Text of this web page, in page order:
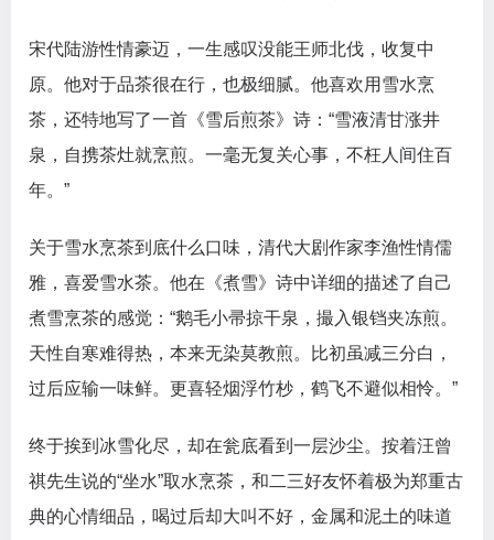
宋代陆游性情豪迈，一生感叹没能王师北伐，收复中
原。他对于品茶很在行，也极细腻。他喜欢用雪水烹
茶，还特地写了一首《雪后煎茶》诗：“雪液清甘涨井
泉，自携茶灶就烹煎。一毫无复关心事，不枉人间住百
年。”
关于雪水烹茶到底什么口味，清代大剧作家李渔性情儒
雅，喜爱雪水茶。他在《煮雪》诗中详细的描述了自己
煮雪烹茶的感觉：“鹅毛小帚掠干泉，撮入银铛夹冻煎。
天性自寒难得热，本来无染莫教煎。比初虽减三分白，
过后应输一味鲜。更喜轻烟浮竹杪，鹤飞不避似相怜。”
终于挨到冰雪化尽，却在瓮底看到一层沙尘。按着汪曾
祺先生说的“坐水”取水烹茶，和二三好友怀着极为郑重古
典的心情细品，喝过后却大叫不好，金属和泥土的味道